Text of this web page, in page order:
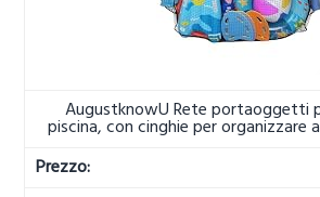
AugustknowU Rete portaoggetti
piscina, con cinghie per organizzare